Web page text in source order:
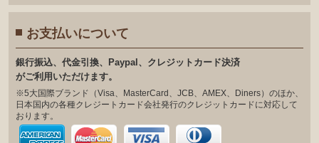
お支払いについて
銀⾏振込、代⾦引換、Paypal、クレジットカード決済
がご利⽤いただけます。
※5大国際ブランド（Visa、MasterCard、JCB、AMEX、Diners）のほか、
日本国内の各種クレジートカード会社発行のクレジットカードに対応して
おります。